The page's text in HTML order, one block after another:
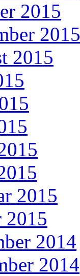
2015
2015
2015
2015
2015
2014
2014